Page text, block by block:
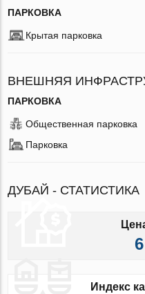
ПАРКОВКА
Крытая парковка
ВНЕШНЯЯ
ПАРКОВКА
Общественная парковка
Парковка
ДУБАЙ - СТАТИСТИКА
Индекс